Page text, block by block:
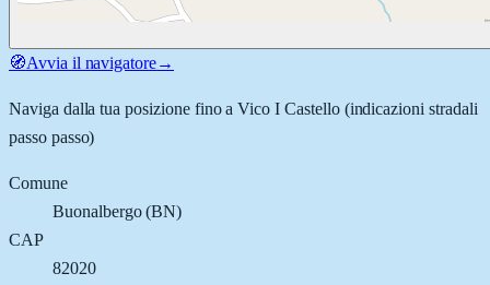
🧭Avvia il navigatore→
Naviga dalla tua posizione fino aVico I Castello(indicazioni stradali
passo passo)
Comune
Buonalbergo(BN)
CAP
82020